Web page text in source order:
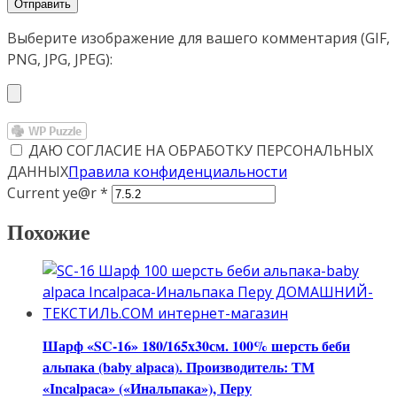
Выберите изображение для вашего комментария (GIF,
PNG, JPG, JPEG):
ДАЮ СОГЛАСИЕ НА ОБРАБОТКУ ПЕРСОНАЛЬНЫХ
ДАННЫХПравила конфиденциальности
Current ye@r*
Похожие
Шарф «SC-16» 180/165х30см. 100% шерсть беби
альпака (baby alpaca). Производитель: ТМ
«Incalpaca» («Инальпака»), Перу